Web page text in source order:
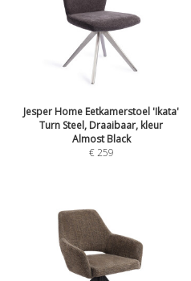
Jesper Home Eetkamerstoel 'Ikata'
Turn Steel, Draaibaar, kleur
Almost Black
€259